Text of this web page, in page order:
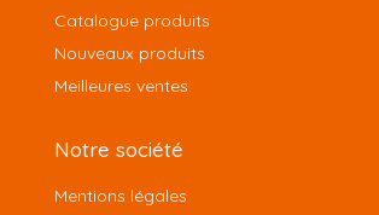
Catalogue produits
Nouveaux produits
Meilleures ventes
Notre société
Mentions légales